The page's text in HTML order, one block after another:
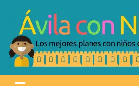
content
Ávila con niños